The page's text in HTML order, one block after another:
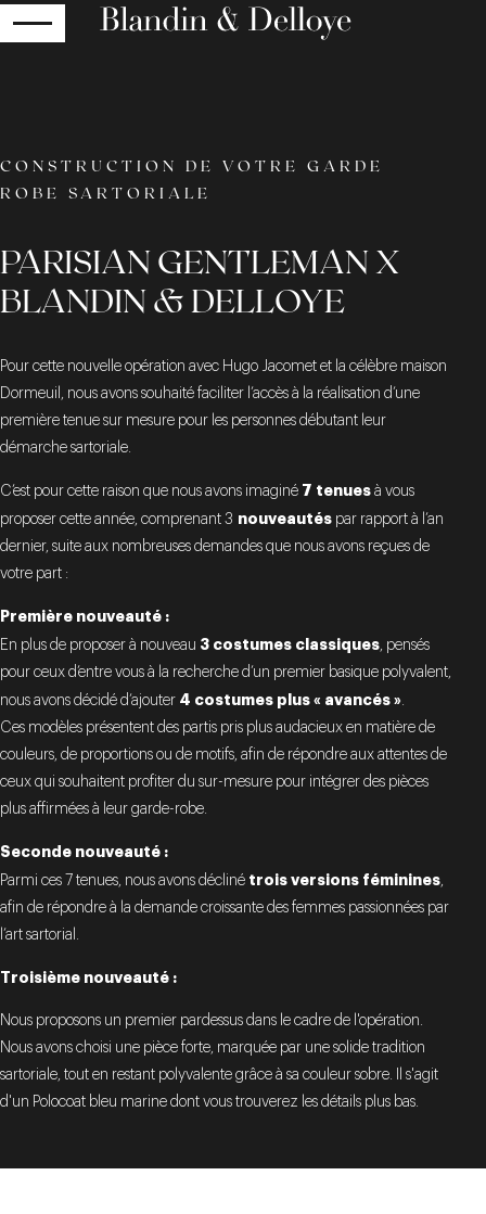
CONSTRUCTION DE VOTRE GARDE
ROBE SARTORIALE
PARISIAN GENTLEMAN X
BLANDIN & DELLOYE
Pour cette nouvelle opération avec Hugo Jacomet et la célèbre maison
Dormeuil, nous avons souhaité faciliter l’accès à la réalisation d’une
première tenue sur mesure pour les personnes débutant leur
démarche sartoriale.
C’est pour cette raison que nous avons imaginé 7 tenues à vous
proposer cette année, comprenant 3 nouveautés par rapport à l’an
dernier, suite aux nombreuses demandes que nous avons reçues de
votre part :
Première nouveauté :
En plus de proposer à nouveau 3 costumes classiques, pensés
pour ceux d’entre vous à la recherche d’un premier basique polyvalent,
nous avons décidé d’ajouter 4 costumes plus « avancés ».
Ces modèles présentent des partis pris plus audacieux en matière de
couleurs, de proportions ou de motifs, afin de répondre aux attentes de
ceux qui souhaitent profiter du sur-mesure pour intégrer des pièces
plus affirmées à leur garde-robe.
Seconde nouveauté :
Parmi ces 7 tenues, nous avons décliné trois versions féminines,
afin de répondre à la demande croissante des femmes passionnées par
l’art sartorial.
Troisième nouveauté :
Nous proposons un premier pardessus dans le cadre de l'opération.
Nous avons choisi une pièce forte, marquée par une solide tradition
sartoriale, tout en restant polyvalente grâce à sa couleur sobre. Il s'agit
d'un Polocoat bleu marine dont vous trouverez les détails plus bas.